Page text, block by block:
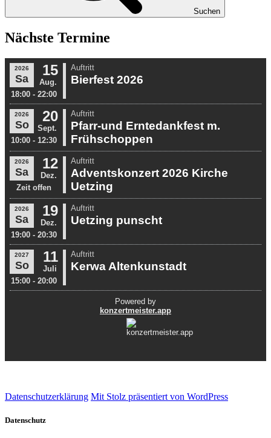
Suchen
Nächste Termine
Datenschutzerklärung Mit Stolz präsentiert von WordPress
Datenschutz